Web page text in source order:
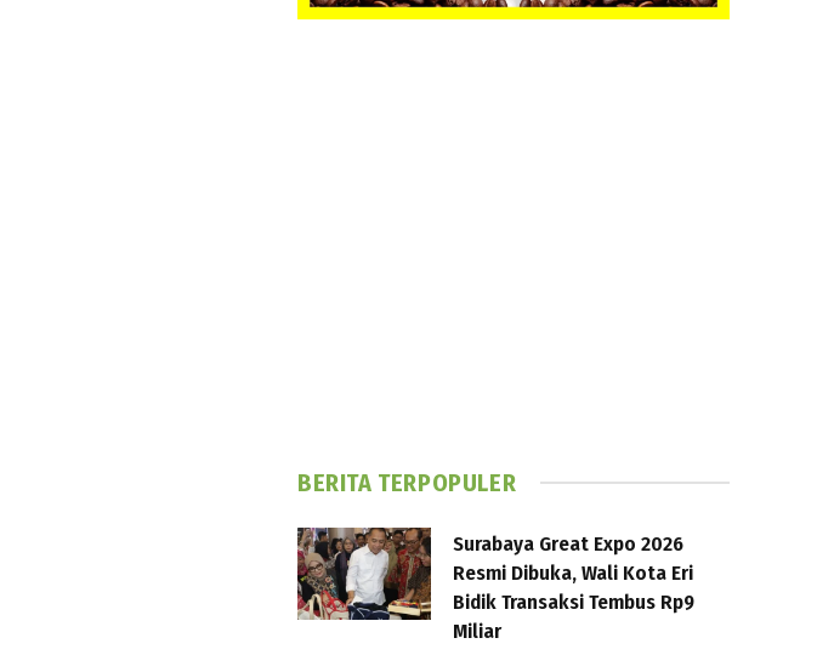
BERITA TERPOPULER
Surabaya Great Expo 2026
Resmi Dibuka, Wali Kota Eri
Bidik Transaksi Tembus Rp9
Miliar